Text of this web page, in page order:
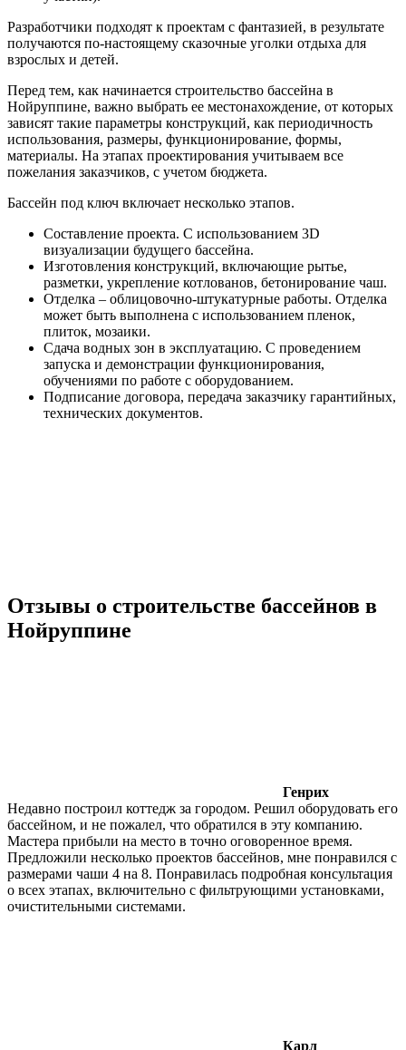
Разработчики подходят к проектам с фантазией, в результате
получаются по-настоящему сказочные уголки отдыха для
взрослых и детей.
Перед тем, как начинается строительство бассейна в
Нойруппине, важно выбрать ее местонахождение, от которых
зависят такие параметры конструкций, как периодичность
использования, размеры, функционирование, формы,
материалы. На этапах проектирования учитываем все
пожелания заказчиков, с учетом бюджета.
Бассейн под ключ включает несколько этапов.
Составление проекта. С использованием 3D
визуализации будущего бассейна.
Изготовления конструкций, включающие рытье,
разметки, укрепление котлованов, бетонирование чаш.
Отделка – облицовочно-штукатурные работы. Отделка
может быть выполнена с использованием пленок,
плиток, мозаики.
Сдача водных зон в эксплуатацию. С проведением
запуска и демонстрации функционирования,
обучениями по работе с оборудованием.
Подписание договора, передача заказчику гарантийных,
технических документов.
Отзывы о строительстве бассейнов в
Нойруппине
Генрих
Недавно построил коттедж за городом. Решил оборудовать его
бассейном, и не пожалел, что обратился в эту компанию.
Мастера прибыли на место в точно оговоренное время.
Предложили несколько проектов бассейнов, мне понравился с
размерами чаши 4 на 8. Понравилась подробная консультация
о всех этапах, включительно с фильтрующими установками,
очистительными системами.
Карл